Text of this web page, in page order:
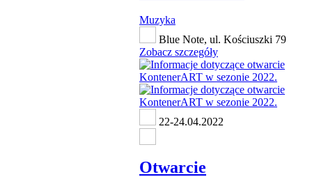
Muzyka
Blue Note, ul. Kościuszki 79
Zobacz szczegóły
22-24.04.2022
Otwarcie